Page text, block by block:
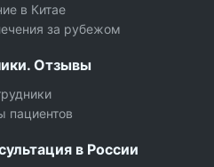
в Китае
за рубежом
Отзывы
пациентов
в России